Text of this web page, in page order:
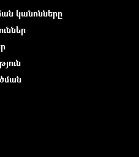
կանոնները